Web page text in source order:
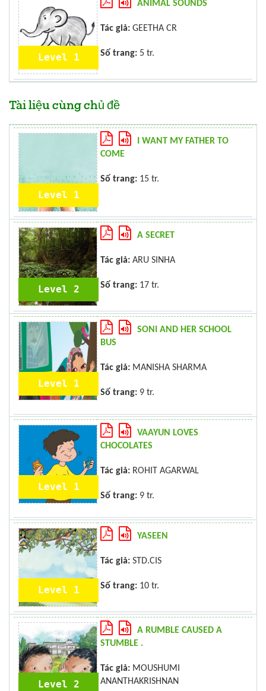
Level 1
ANIMAL SOUNDS
Tác giả: GEETHA CR
Số trang: 5 tr.
Tài liệu cùng chủ đề
Level 1
I WANT MY FATHER TO
COME
Số trang: 15 tr.
Level 2
A SECRET
Tác giả: ARU SINHA
Số trang: 17 tr.
Level 1
SONI AND HER SCHOOL
BUS
Tác giả: MANISHA SHARMA
Số trang: 9 tr.
Level 1
VAAYUN LOVES
CHOCOLATES
Tác giả: ROHIT AGARWAL
Số trang: 9 tr.
Level 1
YASEEN
Tác giả: STD.CIS
Số trang: 10 tr.
Level 2
A RUMBLE CAUSED A
STUMBLE .
Tác giả: MOUSHUMI
ANANTHAKRISHNAN